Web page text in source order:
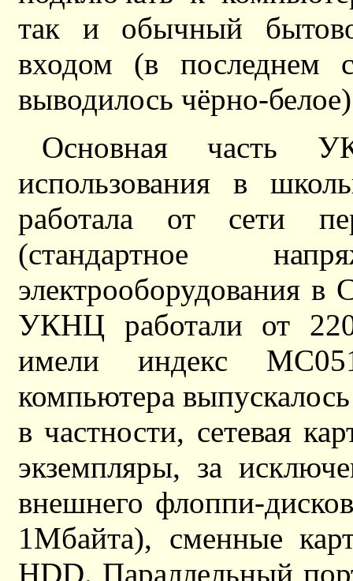
так и обычный
входом (в последнем
выводилось чёрно-
Основная часть
использования в
работала от сети
(стандартное
электрооборудования
УКНЦ работали от
имели индекс
компьютера
в частности, сетевая
экземпляры, за
внешнего флоппи-
1Мбайта), сменные
HDD. Параллельный